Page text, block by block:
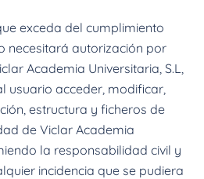
exceda del cumplimiento
necesitará autorización por
Academia Universitaria, S.L,
usuario acceder, modificar,
estructura y ficheros de
de Viclar Academia
la responsabilidad civil y
incidencia que se pudiera